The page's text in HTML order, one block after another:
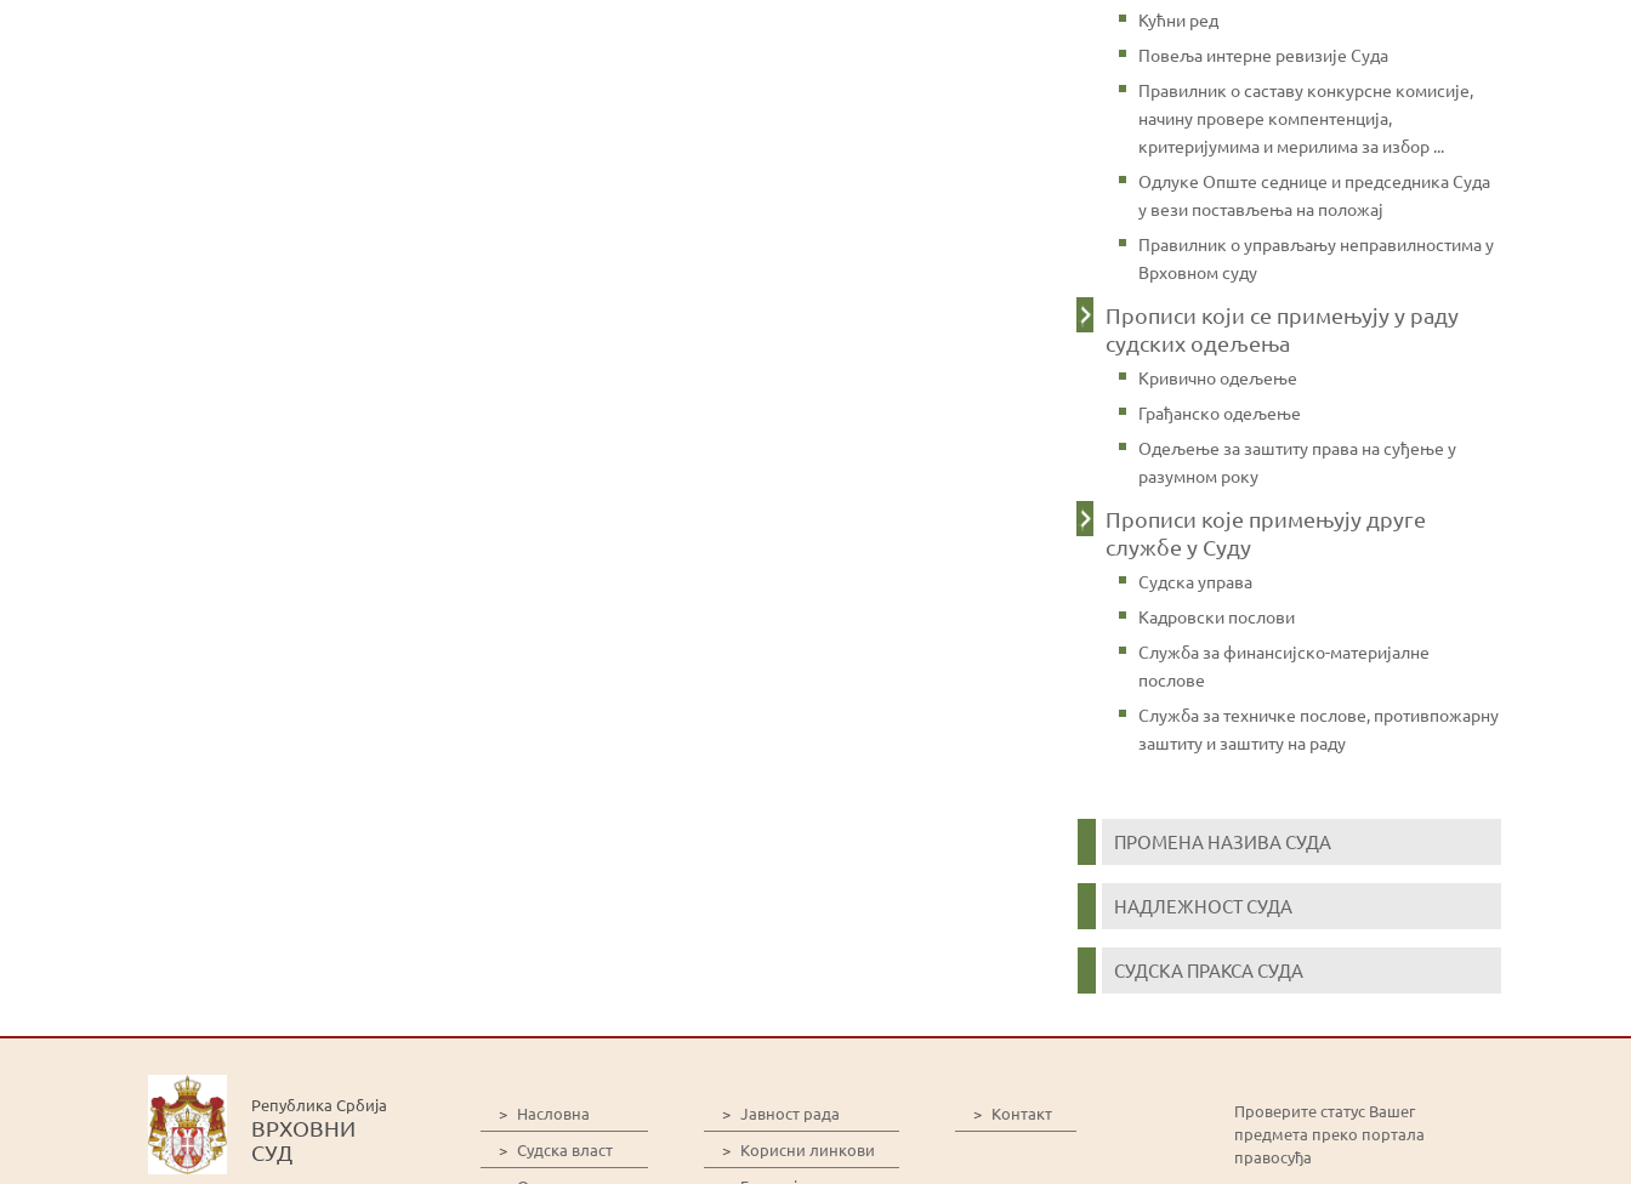
Кућни ред
Повеља интерне ревизије Суда
Правилник о саставу конкурсне комисије,
начину провере компентенција,
критеријумима и мерилима за избор ...
Одлуке Опште седнице и председника Суда
у вези постављења на положај
Правилник о управљању неправилностима у
Врховном суду
Прописи који се примењују у раду
судских одељења
Кривично одељење
Грађанско одељење
Одељење за заштиту права на суђење у
разумном року
Прописи које примењују друге
службе у Суду
Судска управа
Кадровски послови
Служба за финансијско-материјалне
послове
Служба за техничке послове, противпожарну
заштиту и заштиту на раду
ПРОМЕНА НАЗИВА СУДА
НАДЛЕЖНОСТ СУДА
СУДСКА ПРАКСА СУДА
Република Србија
ВРХОВНИ
СУД
> Насловна
> Судска власт
> Јавност рада
> Корисни линкови
> Контакт
Проверите статус Вашег
предмета преко портала
правосуђа